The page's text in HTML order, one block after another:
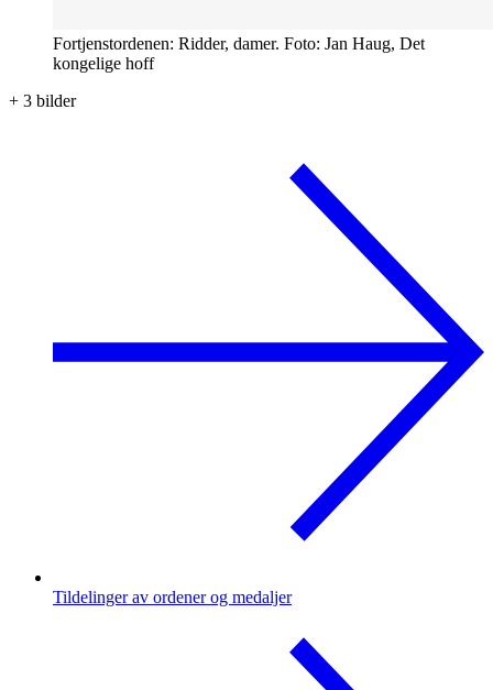
Fortjenstordenen: Ridder, damer. Foto: Jan Haug, Det
kongelige hoff
+ 3 bilder
Tildelinger av ordener og medaljer